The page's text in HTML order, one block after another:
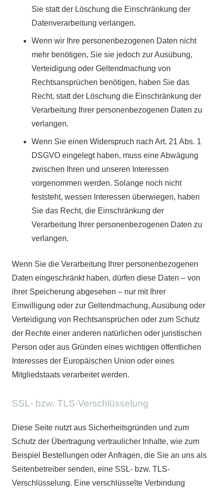
Sie statt der Löschung die Einschränkung der
Datenverarbeitung verlangen.
Wenn wir Ihre personenbezogenen Daten nicht
mehr benötigen, Sie sie jedoch zur Ausübung,
Verteidigung oder Geltendmachung von
Rechtsansprüchen benötigen, haben Sie das
Recht, statt der Löschung die Einschränkung der
Verarbeitung Ihrer personenbezogenen Daten zu
verlangen.
Wenn Sie einen Widerspruch nach Art. 21 Abs. 1
DSGVO eingelegt haben, muss eine Abwägung
zwischen Ihren und unseren Interessen
vorgenommen werden. Solange noch nicht
feststeht, wessen Interessen überwiegen, haben
Sie das Recht, die Einschränkung der
Verarbeitung Ihrer personenbezogenen Daten zu
verlangen.
Wenn Sie die Verarbeitung Ihrer personenbezogenen
Daten eingeschränkt haben, dürfen diese Daten – von
ihrer Speicherung abgesehen – nur mit Ihrer
Einwilligung oder zur Geltendmachung, Ausübung oder
Verteidigung von Rechtsansprüchen oder zum Schutz
der Rechte einer anderen natürlichen oder juristischen
Person oder aus Gründen eines wichtigen öffentlichen
Interesses der Europäischen Union oder eines
Mitgliedstaats verarbeitet werden.
SSL- bzw. TLS-Verschlüsselung
Diese Seite nutzt aus Sicherheitsgründen und zum
Schutz der Übertragung vertraulicher Inhalte, wie zum
Beispiel Bestellungen oder Anfragen, die Sie an uns als
Seitenbetreiber senden, eine SSL- bzw. TLS-
Verschlüsselung. Eine verschlüsselte Verbindung